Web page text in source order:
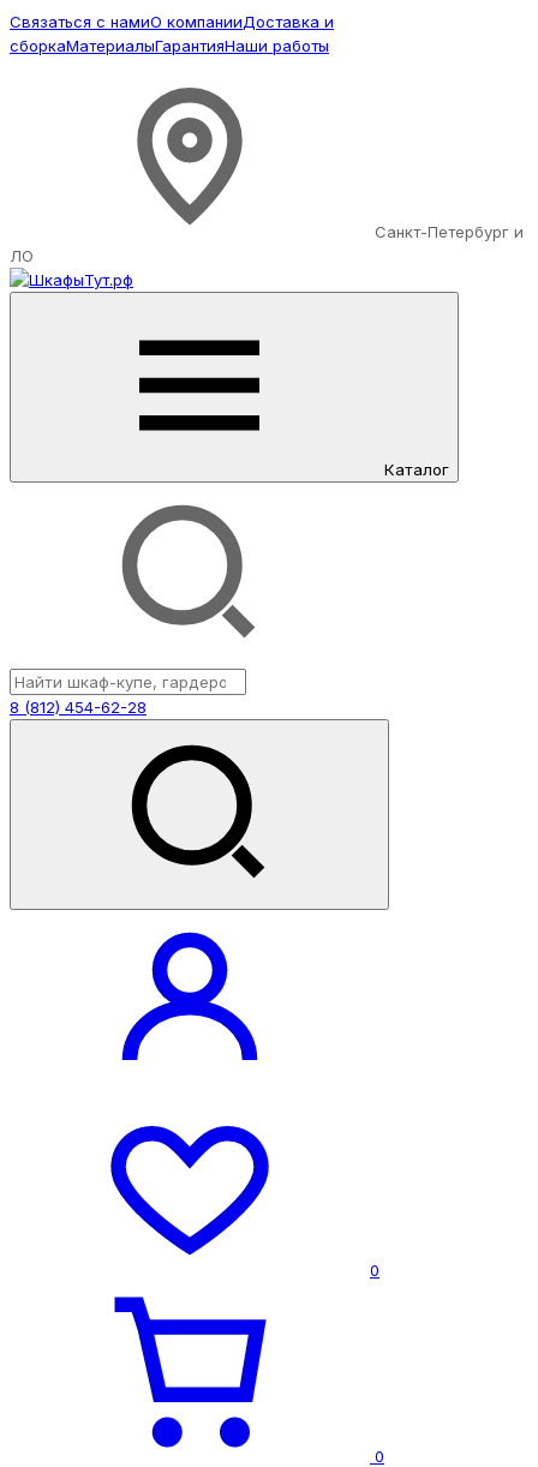
Связаться с намиО компанииДоставка и
сборкаМатериалыГарантияНаши работы
Санкт-Петербург и
ЛО
Каталог
8 (812) 454-62-28
0
0